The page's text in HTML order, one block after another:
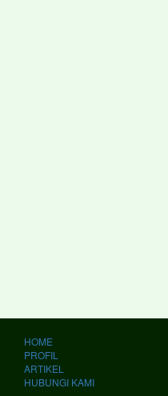
HOME
PROFIL
ARTIKEL
HUBUNGI KAMI